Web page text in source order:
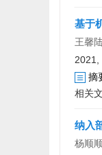
基于
王馨
摘
相关
纳入
杨顺顺